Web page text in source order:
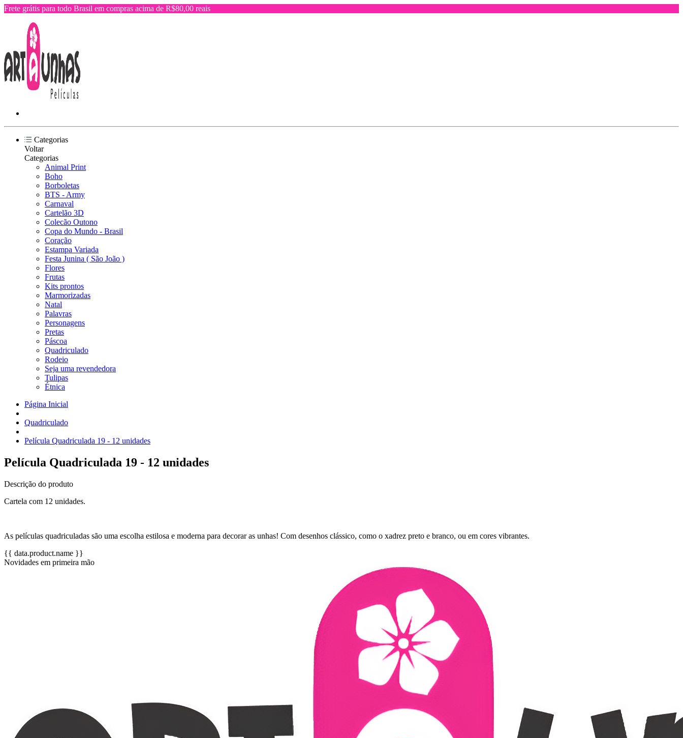
Frete grátis para todo Brasil em compras acima de R$80,00 reais
Categorias
Voltar
Categorias
Animal Print
Boho
Borboletas
BTS - Army
Carnaval
Cartelão 3D
Colecão Outono
Copa do Mundo - Brasil
Coração
Estampa Variada
Festa Junina ( São João )
Flores
Frutas
Kits prontos
Marmorizadas
Natal
Palavras
Personagens
Pretas
Páscoa
Quadriculado
Rodeio
Seja uma revendedora
Tulipas
Étnica
Página Inicial
Quadriculado
Película Quadriculada 19 - 12 unidades
Película Quadriculada 19 - 12 unidades
Descrição do produto
Cartela com 12 unidades.
As películas quadriculadas são uma escolha estilosa e moderna para decorar as unhas! Com desenhos clássico, como o xadrez preto e branco, ou em cores vibrantes.
{{ data.product.name }}
Novidades em primeira mão